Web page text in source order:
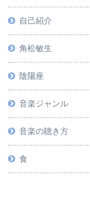
自己紹介
角松敏生
陰陽座
音楽ジャンル
音楽の聴き方
食